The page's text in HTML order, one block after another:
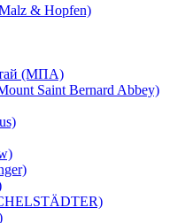
& Hopfen)
(МПА)
Saint Bernard Abbey)